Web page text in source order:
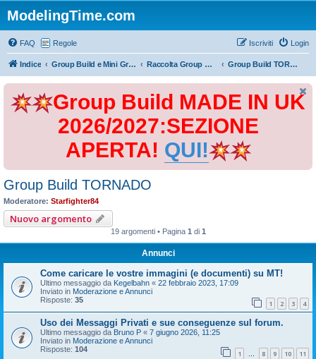
ModelingTime.com
FAQ Regole Login
Iscriviti
Indice Group Build e Mini Group Build Raccolta Group Build Group Build TORNADO
Group Build MADE IN UK
2026/2027:SEZIONE
APERTA! QUI!
Group Build TORNADO
Moderatore: Starfighter84
Nuovo argomento
19 argomenti • Pagina 1 di 1
Annunci
Come caricare le vostre immagini (e documenti) su MT!
Ultimo messaggio da Kegelbahn « 22 febbraio 2023, 17:09
Inviato in Moderazione e Annunci
Risposte: 35 1 2 3 4
Uso dei Messaggi Privati e sue conseguenze sul forum.
Ultimo messaggio da Bruno P « 7 giugno 2026, 11:25
Inviato in Moderazione e Annunci
Risposte: 104 1 … 8 9 10 11